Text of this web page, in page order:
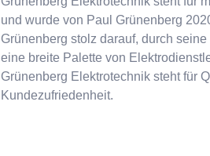
und wurde von Paul Grünenberg
Grünenberg stolz darauf, durch
eine breite Palette von
Grünenberg Elektrotechnik steht für
Kundezufriedenheit.